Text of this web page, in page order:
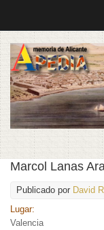
Marcol Lanas
Publicado por David
Lugar:
Valencia